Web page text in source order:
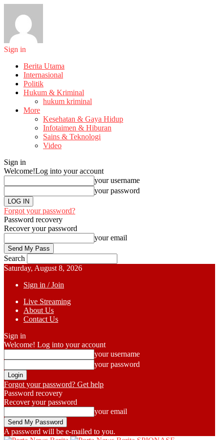
Sign in
Berita Utama
Internasional
Politik
Hukum & Kriminal
hukum kriminal
More
Kesehatan & Gaya Hidup
Infotaimen & Hiburan
Sains & Teknologi
Video
Sign in
Welcome!Log into your account
your username
your password
Forgot your password?
Password recovery
Recover your password
your email
Search
Saturday, August 8, 2026
Sign in / Join
Live Streaming
About Us
Contact Us
Sign in
Welcome! Log into your account
your username
your password
Forgot your password? Get help
Password recovery
Recover your password
your email
A password will be e-mailed to you.